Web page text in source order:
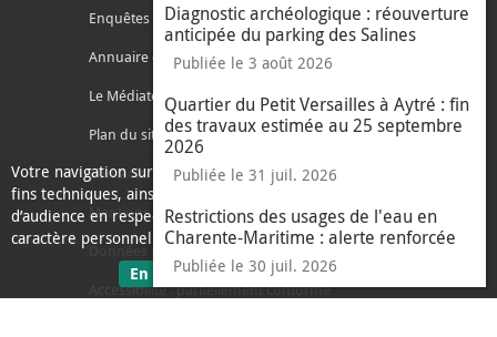
Votre navigation sur ce site nécessite l’usage de cookies pour des
fins techniques, ainsi que des cookies anonymisés de mesure
d’audience en respect de la législation relative aux données à
caractère personnel.
En savoir plussur les données personnelles
J'ai compris
le message
Diagnostic archéologique : réouverture
anticipée du parking des Salines
Publiée le 3 août 2026
Quartier du Petit Versailles à Aytré : fin
des travaux estimée au 25 septembre
2026
Publiée le 31 juil. 2026
Restrictions des usages de l'eau en
Charente-Maritime : alerte renforcée
Publiée le 30 juil. 2026
Enquêtes publiques
Annuaire des services
Le Médiateur de l'Agglo
Plan du site
Contacter l'agglo
Mentions légales
Accessibilité : partiellement conforme